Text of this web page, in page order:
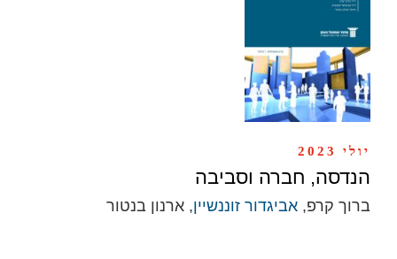
יולי 2023
הנדסה, חברה וסביבה
ברוך קרפ, אביגדור זוננשיין, ארנון בנטור